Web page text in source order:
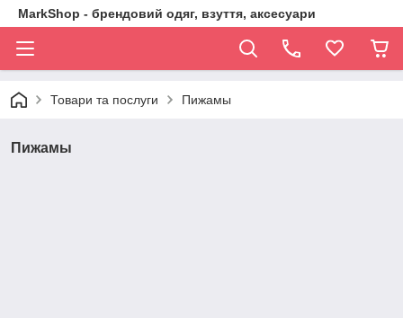
MarkShop - брендовий одяг, взуття, аксесуари
Товари та послуги Пижамы
Пижамы